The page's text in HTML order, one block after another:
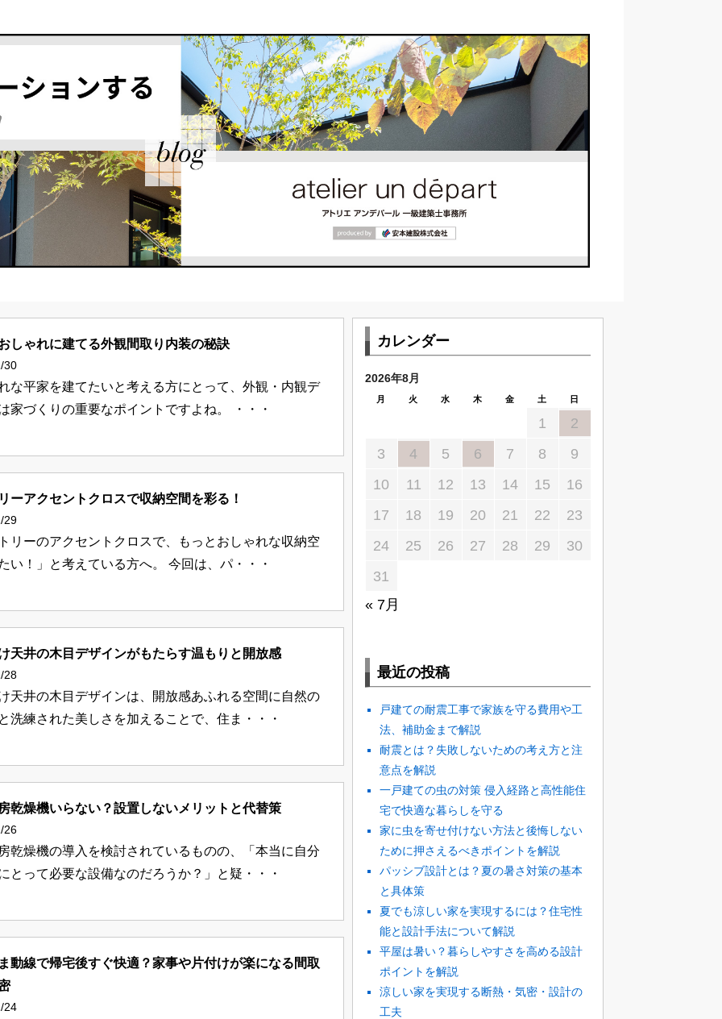
しゃれに建てる外観間取り内装の秘訣
30
な平家を建てたいと考える方にとって、外観・内観デ
家づくりの重要なポイントですよね。 ・・・
ーアクセントクロスで収納空間を彩る！
29
リーのアクセントクロスで、もっとおしゃれな収納空
い！」と考えている方へ。 今回は、パ・・・
天井の木目デザインがもたらす温もりと開放感
28
天井の木目デザインは、開放感あふれる空間に自然の
洗練された美しさを加えることで、住ま・・・
乾燥機いらない？設置しないメリットと代替策
26
乾燥機の導入を検討されているものの、「本当に自分
とって必要な設備なのだろうか？」と疑・・・
動線で帰宅後すぐ快適？家事や片付けが楽になる間取
24
カレンダー
2026年8月
月 火 水 木 金 土 日
1
2
3
4 5 6 7 8
9
10
11 12 13 14 15
16
17
18 19 20 21 22
23
24
25 26 27 28 29
30
31
« 7月
最近の投稿
戸建ての耐震工事で家族を守る費用や工
法、補助金まで解説
耐震とは？失敗しないための考え方と注
意点を解説
一戸建ての虫の対策 侵入経路と高性能住
宅で快適な暮らしを守る
家に虫を寄せ付けない方法と後悔しない
ために押さえるべきポイントを解説
パッシブ設計とは？夏の暑さ対策の基本
と具体策
夏でも涼しい家を実現するには？住宅性
能と設計手法について解説
平屋は暑い？暮らしやすさを高める設計
ポイントを解説
涼しい家を実現する断熱・気密・設計の
工夫